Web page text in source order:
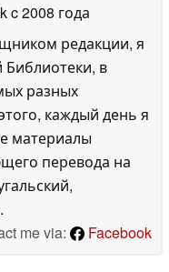
c 2008 года
редакции, я
в
разных
каждый день я
материалы
перевода на
me via:
Facebook